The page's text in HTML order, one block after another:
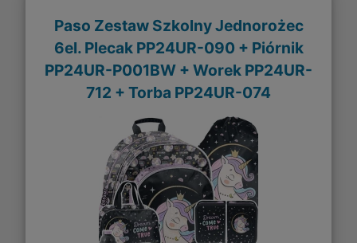
Paso Zestaw Szkolny Jednorożec
6el. Plecak PP24UR-090 + Piórnik
PP24UR-P001BW + Worek PP24UR-
712 + Torba PP24UR-074